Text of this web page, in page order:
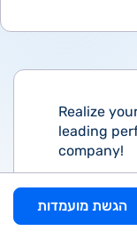
Realize
leading
company!
As a Team
Product
הגשת מועמדות